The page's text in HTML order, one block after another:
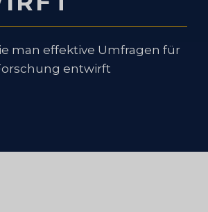
man effektive Umfragen für
entwirft